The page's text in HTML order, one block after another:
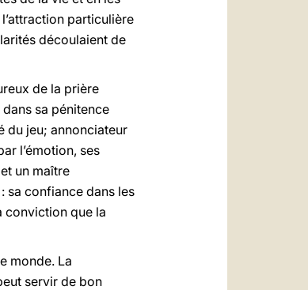
particulière
découlaient de
de la prière
sa pénitence
du jeu; annonciateur
l’émotion, ses
un maître
sa confiance dans les
conviction que la
monde. La
servir de bon